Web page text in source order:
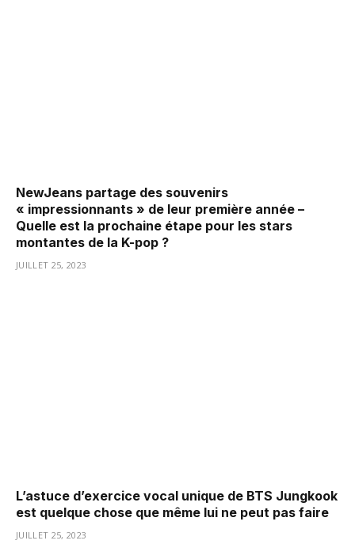
NewJeans partage des souvenirs
« impressionnants » de leur première année –
Quelle est la prochaine étape pour les stars
montantes de la K-pop ?
JUILLET 25, 2023
L’astuce d’exercice vocal unique de BTS Jungkook
est quelque chose que même lui ne peut pas faire
JUILLET 25, 2023